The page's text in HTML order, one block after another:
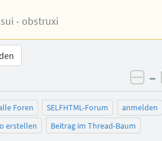
- obstruxi
–
Foren SELFHTML-Forum
anmelden
erstellen
Beitrag im Thread-Baum